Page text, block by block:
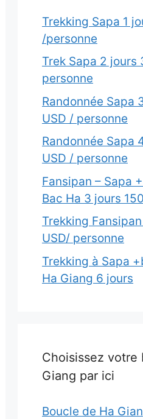
Trekking Sapa 1
/personne
Trek Sapa 2 jours
personne
Randonnée Sapa
USD / personne
Randonnée Sapa
USD / personne
Fansipan – Sapa
Bac Ha 3 jours
Trekking
USD/ personne
Trekking à Sapa
Ha Giang 6 jours
Choisissez votre
Giang par ici
Boucle de Ha